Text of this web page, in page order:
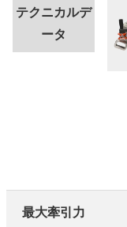
テクニカルデ
ータ
最大牽引力